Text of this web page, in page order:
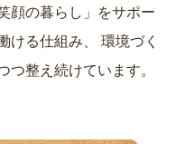
顔の暮らし」をサポー
ける仕組み、
つ整え続けています。